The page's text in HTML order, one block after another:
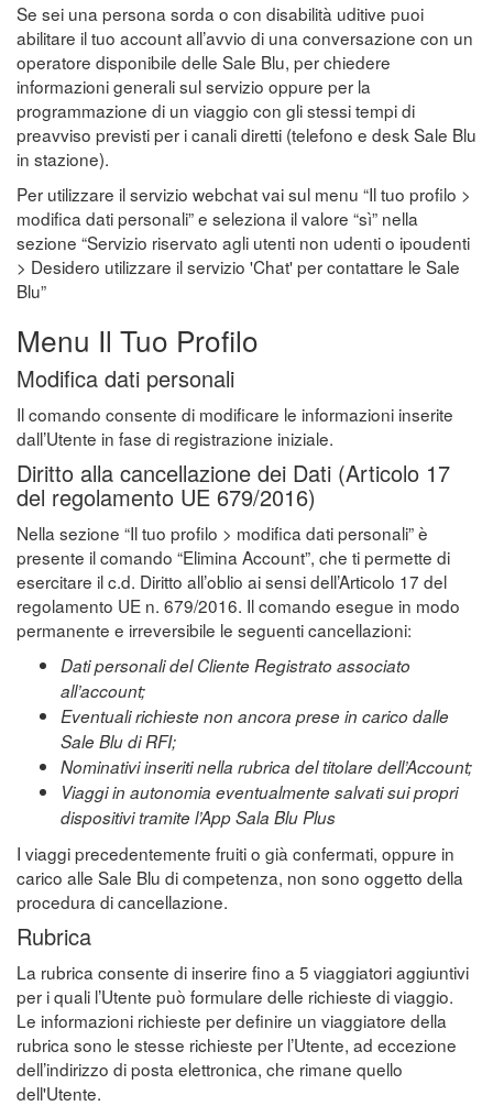
Se sei una persona sorda o con disabilità uditive puoi
abilitare il tuo account all’avvio di una conversazione con un
operatore disponibile delle Sale Blu, per chiedere
informazioni generali sul servizio oppure per la
programmazione di un viaggio con gli stessi tempi di
preavviso previsti per i canali diretti (telefono e desk Sale Blu
in stazione).
Per utilizzare il servizio webchat vai sul menu “Il tuo profilo >
modifica dati personali” e seleziona il valore “sì” nella
sezione “Servizio riservato agli utenti non udenti o ipoudenti
> Desidero utilizzare il servizio 'Chat' per contattare le Sale
Blu”
Menu Il Tuo Profilo
Modifica dati personali
Il comando consente di modificare le informazioni inserite
dall’Utente in fase di registrazione iniziale.
Diritto alla cancellazione dei Dati (Articolo 17
del regolamento UE 679/2016)
Nella sezione “Il tuo profilo > modifica dati personali” è
presente il comando “Elimina Account”, che ti permette di
esercitare il c.d. Diritto all’oblio ai sensi dell’Articolo 17 del
regolamento UE n. 679/2016. Il comando esegue in modo
permanente e irreversibile le seguenti cancellazioni:
Dati personali del Cliente Registrato associato
all’account;
Eventuali richieste non ancora prese in carico dalle
Sale Blu di RFI;
Nominativi inseriti nella rubrica del titolare dell’Account;
Viaggi in autonomia eventualmente salvati sui propri
dispositivi tramite l’App Sala Blu Plus
I viaggi precedentemente fruiti o già confermati, oppure in
carico alle Sale Blu di competenza, non sono oggetto della
procedura di cancellazione.
Rubrica
La rubrica consente di inserire fino a 5 viaggiatori aggiuntivi
per i quali l’Utente può formulare delle richieste di viaggio.
Le informazioni richieste per definire un viaggiatore della
rubrica sono le stesse richieste per l’Utente, ad eccezione
dell’indirizzo di posta elettronica, che rimane quello
dell'Utente.